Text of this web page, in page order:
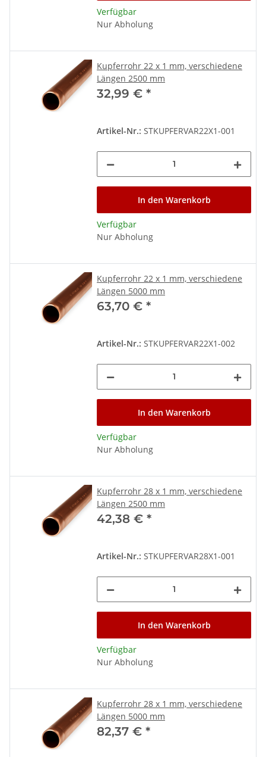
Verfügbar
Nur Abholung
Kupferrohr 22 x 1 mm, verschiedene
Längen 2500 mm
32,99 € *
Artikel-Nr.: STKUPFERVAR22X1-001
In den Warenkorb
Verfügbar
Nur Abholung
Kupferrohr 22 x 1 mm, verschiedene
Längen 5000 mm
63,70 € *
Artikel-Nr.: STKUPFERVAR22X1-002
In den Warenkorb
Verfügbar
Nur Abholung
Kupferrohr 28 x 1 mm, verschiedene
Längen 2500 mm
42,38 € *
Artikel-Nr.: STKUPFERVAR28X1-001
In den Warenkorb
Verfügbar
Nur Abholung
Kupferrohr 28 x 1 mm, verschiedene
Längen 5000 mm
82,37 € *